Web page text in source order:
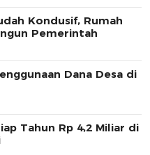
Kondusif, Rumah
Pemerintah
Dana Desa di
Tahun Rp 4,2 Miliar di